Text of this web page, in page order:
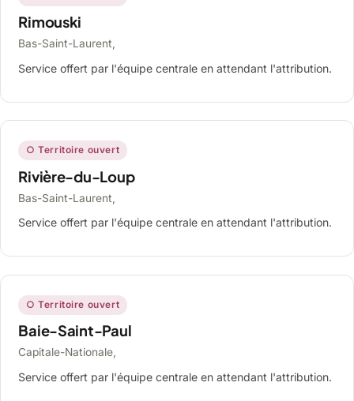
Rimouski
Bas-Saint-Laurent,
Service offert par l'équipe centrale en attendant l'attribution.
○ Territoire ouvert
Rivière-du-Loup
Bas-Saint-Laurent,
Service offert par l'équipe centrale en attendant l'attribution.
○ Territoire ouvert
Baie-Saint-Paul
Capitale-Nationale,
Service offert par l'équipe centrale en attendant l'attribution.